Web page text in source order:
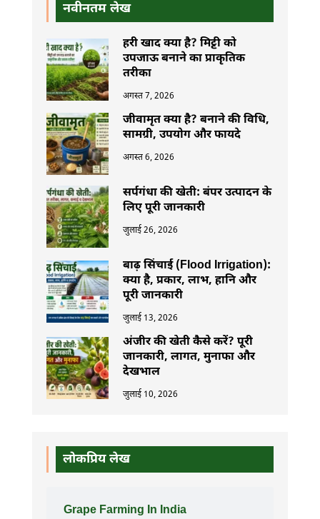
नवीनतम लेख
हरी खाद क्या है? मिट्टी को
उपजाऊ बनाने का प्राकृतिक
तरीका
अगस्त 7, 2026
जीवामृत क्या है? बनाने की विधि,
सामग्री, उपयोग और फायदे
अगस्त 6, 2026
सर्पगंधा की खेती: बंपर उत्पादन के
लिए पूरी जानकारी
जुलाई 26, 2026
बाढ़ सिंचाई (Flood Irrigation):
क्या है, प्रकार, लाभ, हानि और
पूरी जानकारी
जुलाई 13, 2026
अंजीर की खेती कैसे करें? पूरी
जानकारी, लागत, मुनाफा और
देखभाल
जुलाई 10, 2026
लोकप्रिय लेख
Grape Farming In India